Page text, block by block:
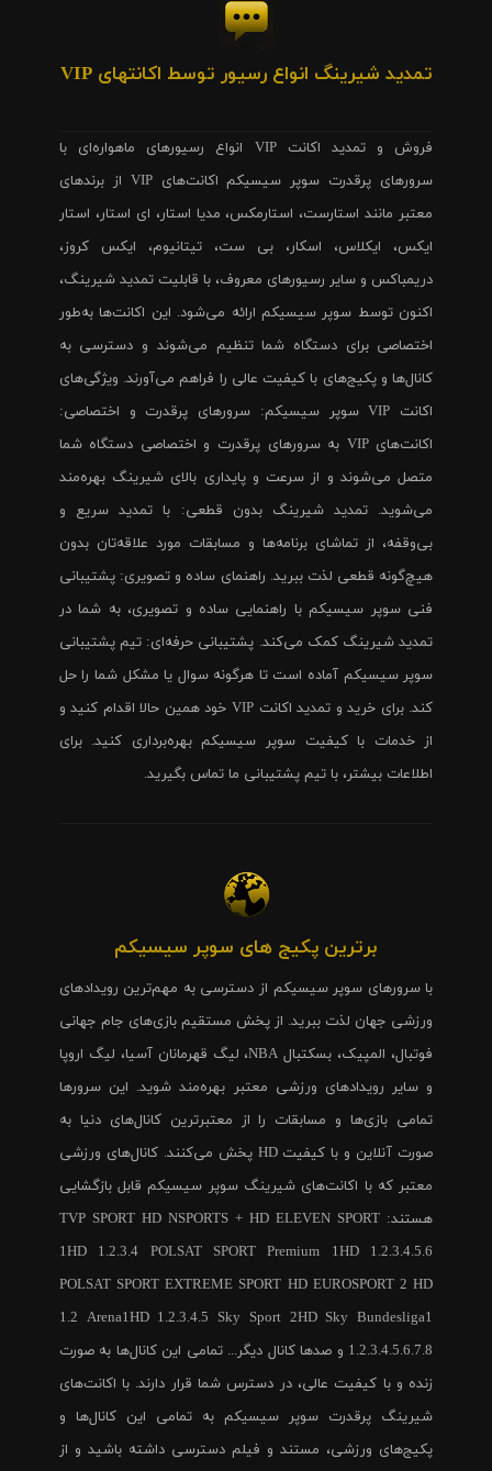
تمدید شیرینگ انواع رسیور توسط اکانتهای VIP
فروش و تمدید اکانت VIP انواع رسیورهای ماهواره‌ای با
سرورهای پرقدرت سوپر سیسیکم اکانت‌های VIP از برندهای
معتبر مانند استارست، استارمکس، مدیا استار، ای استار، استار
ایکس، ایکلاس، اسکار، بی ست، تیتانیوم، ایکس کروز،
دریمباکس و سایر رسیورهای معروف، با قابلیت تمدید شیرینگ،
اکنون توسط سوپر سیسیکم ارائه می‌شود. این اکانت‌ها به‌طور
اختصاصی برای دستگاه شما تنظیم می‌شوند و دسترسی به
کانال‌ها و پکیج‌های با کیفیت عالی را فراهم می‌آورند. ویژگی‌های
اکانت VIP سوپر سیسیکم: سرورهای پرقدرت و اختصاصی:
اکانت‌های VIP به سرورهای پرقدرت و اختصاصی دستگاه شما
متصل می‌شوند و از سرعت و پایداری بالای شیرینگ بهره‌مند
می‌شوید. تمدید شیرینگ بدون قطعی: با تمدید سریع و
بی‌وقفه، از تماشای برنامه‌ها و مسابقات مورد علاقه‌تان بدون
هیچ‌گونه قطعی لذت ببرید. راهنمای ساده و تصویری: پشتیبانی
فنی سوپر سیسیکم با راهنمایی ساده و تصویری، به شما در
تمدید شیرینگ کمک می‌کند. پشتیبانی حرفه‌ای: تیم پشتیبانی
سوپر سیسیکم آماده است تا هرگونه سوال یا مشکل شما را حل
کند. برای خرید و تمدید اکانت VIP خود همین حالا اقدام کنید و
از خدمات با کیفیت سوپر سیسیکم بهره‌برداری کنید. برای
اطلاعات بیشتر، با تیم پشتیبانی ما تماس بگیرید.
برترین پکیج های سوپر سیسیکم
با سرورهای سوپر سیسیکم از دسترسی به مهم‌ترین رویدادهای
ورزشی جهان لذت ببرید. از پخش مستقیم بازی‌های جام جهانی
فوتبال، المپیک، بسکتبال NBA، لیگ قهرمانان آسیا، لیگ اروپا
و سایر رویدادهای ورزشی معتبر بهره‌مند شوید. این سرورها
تمامی بازی‌ها و مسابقات را از معتبرترین کانال‌های دنیا به
صورت آنلاین و با کیفیت HD پخش می‌کنند. کانال‌های ورزشی
معتبر که با اکانت‌های شیرینگ سوپر سیسیکم قابل بازگشایی
هستند: TVP SPORT HD NSPORTS + HD ELEVEN SPORT
1HD 1.2.3.4 POLSAT SPORT Premium 1HD 1.2.3.4.5.6
POLSAT SPORT EXTREME SPORT HD EUROSPORT 2 HD
1.2 Arena1HD 1.2.3.4.5 Sky Sport 2HD Sky Bundesliga1
1.2.3.4.5.6.7.8 و صدها کانال دیگر... تمامی این کانال‌ها به صورت
زنده و با کیفیت عالی، در دسترس شما قرار دارند. با اکانت‌های
شیرینگ پرقدرت سوپر سیسیکم به تمامی این کانال‌ها و
پکیج‌های ورزشی، مستند و فیلم دسترسی داشته باشید و از